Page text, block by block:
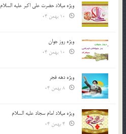
ویژه میلاد حضرت علی اکبر علیه السلام
ویژه روز جوان
ویژه دهه فجر
ویژه میلاد امام سجاد علیه السلام